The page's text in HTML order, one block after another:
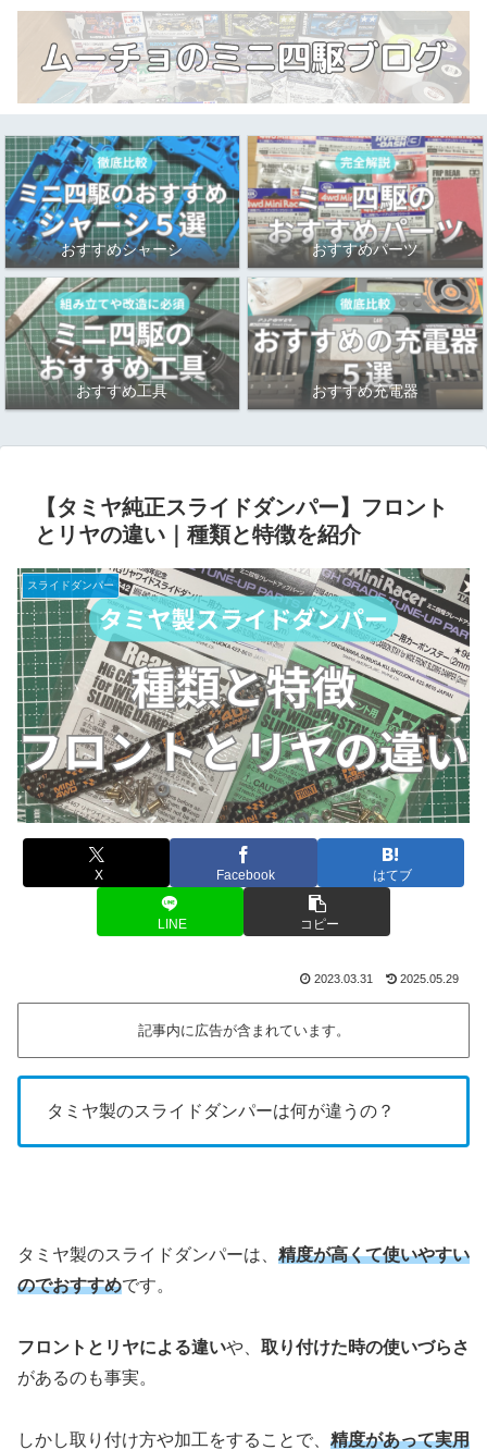
おすすめシャーシ おすすめパーツ
おすすめ工具 おすすめ充電器
【タミヤ純正スライドダンパー】フロント
とリヤの違い｜種類と特徴を紹介
スライドダンパー
X Facebook はてブ
LINE コピー
2023.03.31 2025.05.29
記事内に広告が含まれています。
タミヤ製のスライドダンパーは何が違うの？
タミヤ製のスライドダンパーは、 精度が高くて使いやすい
のでおすすめです。
フロントとリヤによる違いや、 取り付けた時の使いづらさ
があるのも事実。
しかし取り付け方や加工をすることで、 精度があって実用